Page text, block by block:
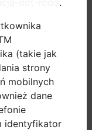
.
(takie jak
strony
mobilnych
dane
identyfikator